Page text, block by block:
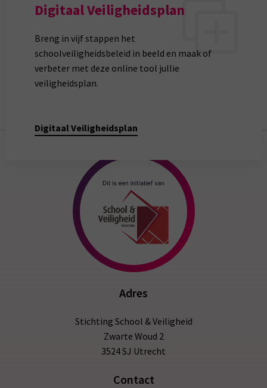
Digitaal Veiligheidsplan
Breng in vijf stappen het
schoolveiligheidsbeleid in beeld en maak of
verbeter met deze online tool jullie
veiligheidsplan.
Digitaal Veiligheidsplan
Adres
Stichting School & Veiligheid
Zwarte Woud 2
3524 SJ Utrecht
Contact